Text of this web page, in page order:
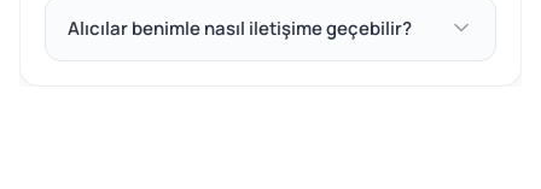
Alıcılar benimle nasıl iletişime geçebilir?